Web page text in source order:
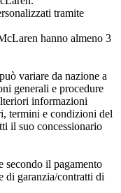
tramite
hanno almeno 3
variare da nazione a
generali e procedure
informazioni
termini e condizioni del
il suo concessionario
secondo il pagamento
di garanzia/contratti di